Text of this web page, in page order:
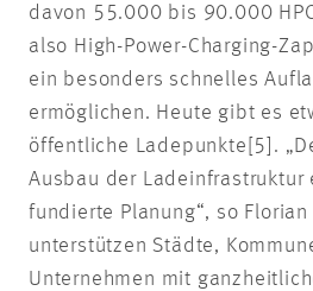
davon 55.000 bis 90.000
also High-Power-Charging-
ein besonders schnelles
ermöglichen. Heute gibt es
öffentliche Ladepunkte[5].
Ausbau der Ladeinfrastruktur
fundierte Planung“, so Florian
unterstützen Städte,
Unternehmen mit